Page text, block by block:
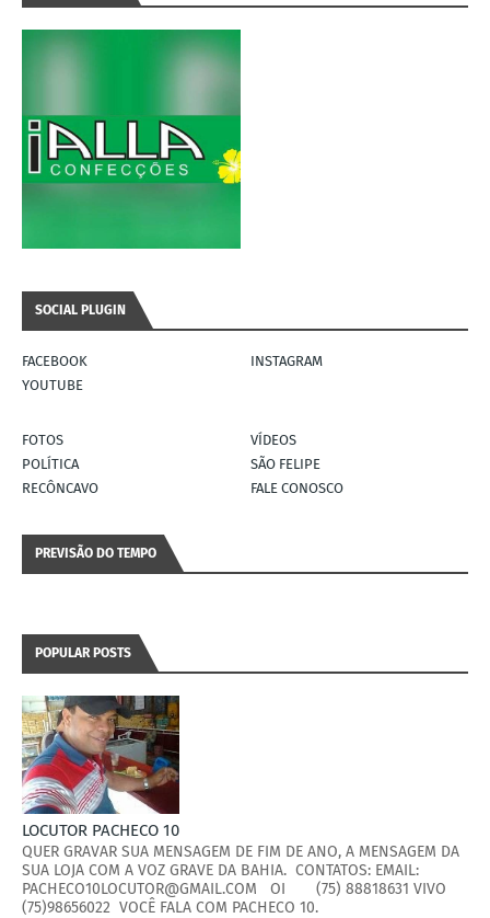
SOCIAL PLUGIN
FACEBOOK
INSTAGRAM
YOUTUBE
FOTOS
VÍDEOS
POLÍTICA
SÃO FELIPE
RECÔNCAVO
FALE CONOSCO
PREVISÃO DO TEMPO
POPULAR POSTS
LOCUTOR PACHECO 10
QUER GRAVAR SUA MENSAGEM DE FIM DE ANO, A MENSAGEM DA
SUA LOJA COM A VOZ GRAVE DA BAHIA. CONTATOS: EMAIL:
PACHECO10LOCUTOR@GMAIL.COM OI (75) 88818631 VIVO
(75)98656022 VOCÊ FALA COM PACHECO 10.